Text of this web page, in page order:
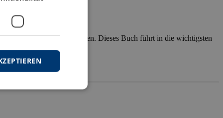
Aufgabe der Straftheorien. Dieses Buch führt in die wichtigsten
der